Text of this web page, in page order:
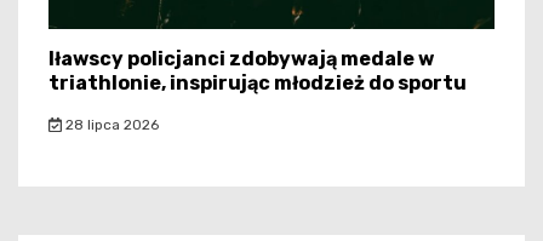
Iławscy policjanci zdobywają medale w
triathlonie, inspirując młodzież do sportu
28 lipca 2026